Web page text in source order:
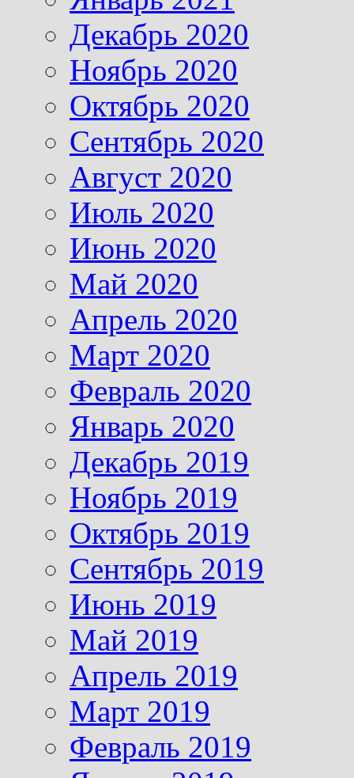
Декабрь 2020
Ноябрь 2020
Октябрь 2020
Сентябрь 2020
Август 2020
Июль 2020
Июнь 2020
Май 2020
Апрель 2020
Март 2020
Февраль 2020
Январь 2020
Декабрь 2019
Ноябрь 2019
Октябрь 2019
Сентябрь 2019
Июнь 2019
Май 2019
Апрель 2019
Март 2019
Февраль 2019